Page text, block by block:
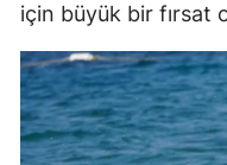
için büyük bir fırsat